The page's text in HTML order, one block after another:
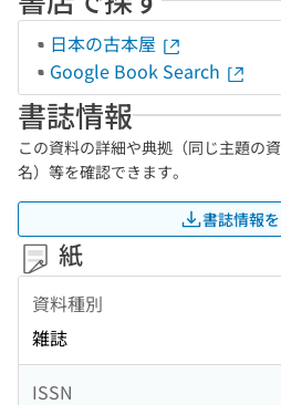
日本の古本屋
Google Book Search
書誌情報
この資料の詳細や典拠（同じ主題の
名）等を確認できます。
書誌情報
紙
資料種別
雑誌
ISSN